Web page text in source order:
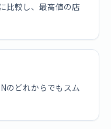
比較し、最高値の店
のどれからでもスム